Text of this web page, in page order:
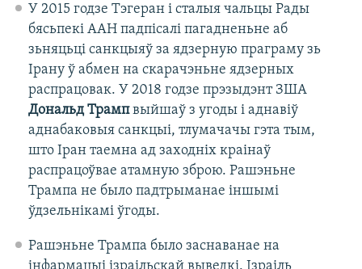
У 2015 годзе Тэгеран і сталыя чальцы Рады
бясьпекі ААН падпісалі пагадненьне аб
зьняцьці санкцыяў за ядзерную праграму зь
Ірану ў абмен на скарачэньне ядзерных
распрацовак. У 2018 годзе прэзыдэнт ЗША
Дональд Трампвыйшаў з угоды і аднавіў
аднабаковыя санкцыі, тлумачачы гэта тым,
што Іран таемна ад заходніх краінаў
распрацоўвае атамную зброю. Рашэньне
Трампа не было падтрыманае іншымі
ўдзельнікамі ўгоды.
Рашэньне Трампа было заснаванае на